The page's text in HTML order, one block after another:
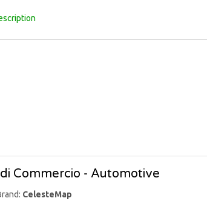
Commercio - Automotive
CelesteMap